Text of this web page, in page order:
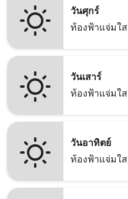
วันศุกร์
ท้องฟ้าแจ่มใส
วันเสาร์
ท้องฟ้าแจ่มใส
วันอาทิตย์
ท้องฟ้าแจ่มใส